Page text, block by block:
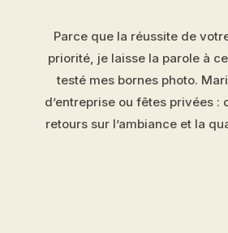
Parce que la réussite de
priorité, je laisse la parole à
testé mes bornes photo.
d’entreprise ou fêtes privées :
retours sur l’ambiance et la